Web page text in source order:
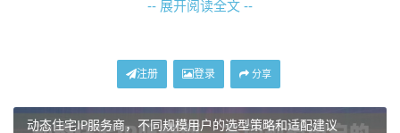
的选择。它提供专属的IP池，不限制IP使用数量和流量消
P资源争抢或流量耗尽导致的访问中断和受限。
商团队同时管理多个店铺账号，或广告公司进行大规模
-- 展开阅读全文 --
注册 登录 分享
动态住宅IP服务商，不同规模用户的选型策略和适配建议